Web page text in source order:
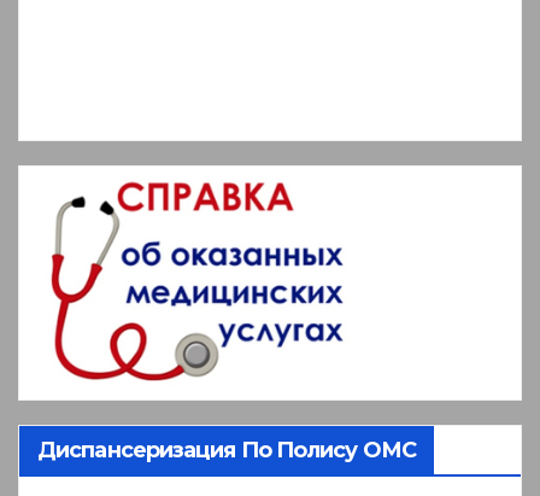
Диспансеризация По Полису ОМС